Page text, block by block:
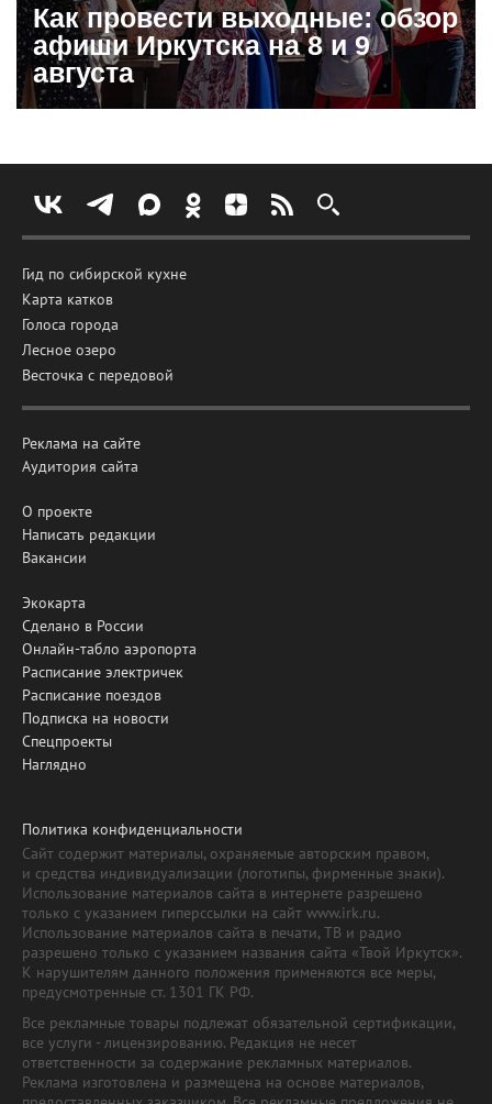
Как провести выходные: обзор
афиши Иркутска на 8 и 9
августа
Гид по сибирской кухне
Карта катков
Голоса города
Лесное озеро
Весточка с передовой
Реклама на сайте
Аудитория сайта
О проекте
Написать редакции
Вакансии
Экокарта
Сделано в России
Онлайн-табло аэропорта
Расписание электричек
Расписание поездов
Подписка на новости
Спецпроекты
Наглядно
Политика конфиденциальности
Сайт содержит материалы, охраняемые авторским правом,
и средства индивидуализации (логотипы, фирменные знаки).
Использование материалов сайта в интернете разрешено
только с указанием гиперссылки на сайт www.irk.ru.
Использование материалов сайта в печати, ТВ и радио
разрешено только с указанием названия сайта «Твой Иркутск».
К нарушителям данного положения применяются все меры,
предусмотренные ст. 1301 ГК РФ.
Все рекламные товары подлежат обязательной сертификации,
все услуги - лицензированию. Редакция не несет
ответственности за содержание рекламных материалов.
Реклама изготовлена и размещена на основе материалов,